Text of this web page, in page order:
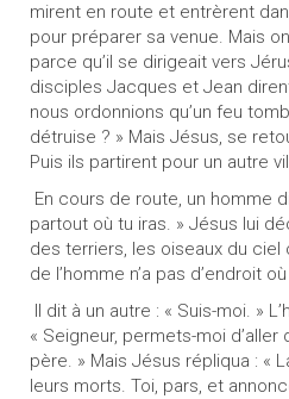
mirent en route et entrèrent
pour préparer sa venue. Mais
parce qu’il se dirigeait vers
disciples Jacques et Jean
nous ordonnions qu’un feu
détruise ? » Mais Jésus, se
Puis ils partirent pour un autre
En cours de route, un homme
partout où tu iras. » Jésus lui
des terriers, les oiseaux du ciel
de l’homme n’a pas d’endroit
Il dit à un autre : « Suis-moi. »
« Seigneur, permets-moi d’aller
père. » Mais Jésus répliqua : «
leurs morts. Toi, pars, et